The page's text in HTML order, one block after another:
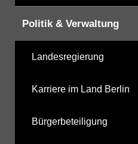
Politik & Verwaltung
Landesregierung
Karriere im Land Berlin
Bürgerbeteiligung